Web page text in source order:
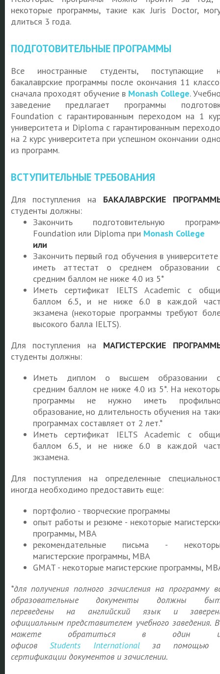
некоторые программы, такие как Juris Doctor,
длиться 3 года.
ПОДГОТОВИТЕЛЬНЫЕ ПРОГРАММЫ
Все иностранные студенты, поступающие
бакалаврские программы после окончания 11
сначала проходят обучение в Monash College.
заведение предлагает программы
Foundation с гарантированным переходом на 1
университета и Diploma с гарантированным
на 2 курс университета при успешном окончании
из программ.
ВСТУПИТЕЛЬНЫЕ ТРЕБОВАНИЯ
Для поступления на БАКАЛАВРСКИЕ
студенты должны:
Закончить подготовительную
Foundation или Diploma при Monash College
или
Закончить первый год обучения в
иметь аттестат о среднем образовании
средним баллом не ниже 4.0 из 5*
Иметь сертификат IELTS Academic с
баллом 6.5, и не ниже 6.0 в каждой
экзамена (некоторые программы требуют
высокого балла IELTS).
Для поступления на МАГИСТЕРСКИЕ
студенты должны:
Иметь диплом о высшем образовании
средним баллом не ниже 4.0 из 5*. На
программы не нужно иметь
образование, но длительность обучения на
программах составляет от 2 лет.*
Иметь сертификат IELTS Academic с
баллом 6.5, и не ниже 6.0 в каждой
экзамена.
Для поступления на определенные
иногда необходимо предоставить еще:
портфолио - творческие программы
опыт работы и резюме - некоторые
программы, MBA
рекомендательные письма -
магистерские программы, MBA
GMAT - некоторые магистерские программы,
*для получения полного зачисления на программу
образовательные документы должны
переведены на английский язык и
официальным представителем учебного заведения.
можете обратиться в один
офисовStudents Internationalза помощью
сертификации документов и зачислении.